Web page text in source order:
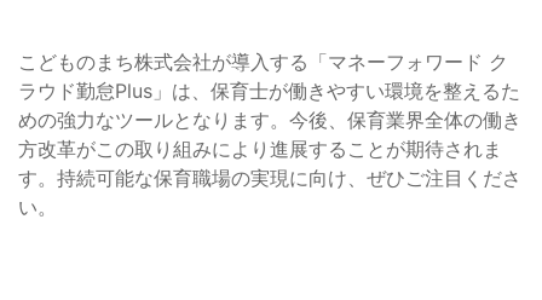
こどものまち株式会社が導入する「マネーフォワード ク
ラウド勤怠Plus」は、保育士が働きやすい環境を整えるた
めの強力なツールとなります。今後、保育業界全体の働き
方改革がこの取り組みにより進展することが期待されま
す。持続可能な保育職場の実現に向け、ぜひご注目くださ
い。